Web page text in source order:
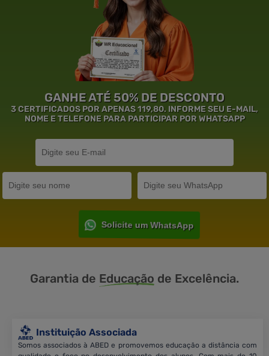
GANHE ATÉ 50% DE DESCONTO
3 CERTIFICADOS POR APENAS 119,80. INFORME SEU E-MAIL,
NOME E TELEFONE PARA PARTICIPAR POR WHATSAPP
Solicite um WhatsApp
Garantia de Educação de Excelência.
Instituição Associada
Somos associados à ABED e promovemos educação a distância com